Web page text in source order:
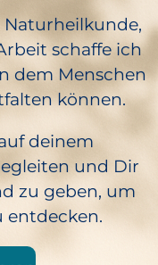
schaffe ich
dem Menschen
können.
deinem
und Dir
zu geben, um
entdecken.